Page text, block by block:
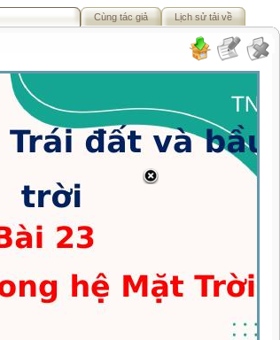
Cùng tác giả Lịch sử tải về